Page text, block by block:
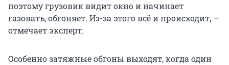
поэтому грузовик видит окно и начинает
газовать, обгоняет. Из-за этого всё и происходит, —
отмечает эксперт.
Особенно затяжные обгоны выходят, когда один